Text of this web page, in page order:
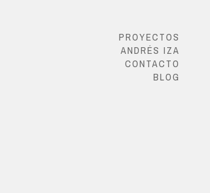
PROYECTOS
ANDRÉS IZA
CONTACTO
BLOG